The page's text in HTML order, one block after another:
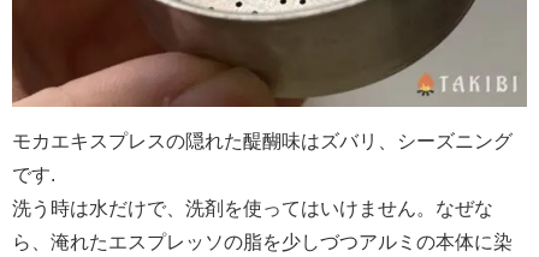
モカエキスプレスの隠れた醍醐味はズバリ、シーズニング
です.
洗う時は水だけで、洗剤を使ってはいけません。なぜな
ら、淹れたエスプレッソの脂を少しづつアルミの本体に染